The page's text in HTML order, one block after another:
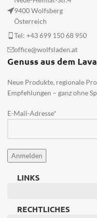
9400 Wolfsberg
Österreich
Tel: +43 699 150 68 950
office@wolfsladen.at
Genuss aus dem
Neue Produkte, regionale
Empfehlungen – ganz ohne
E-Mail-Adresse*
LINKS
RECHTLICHES